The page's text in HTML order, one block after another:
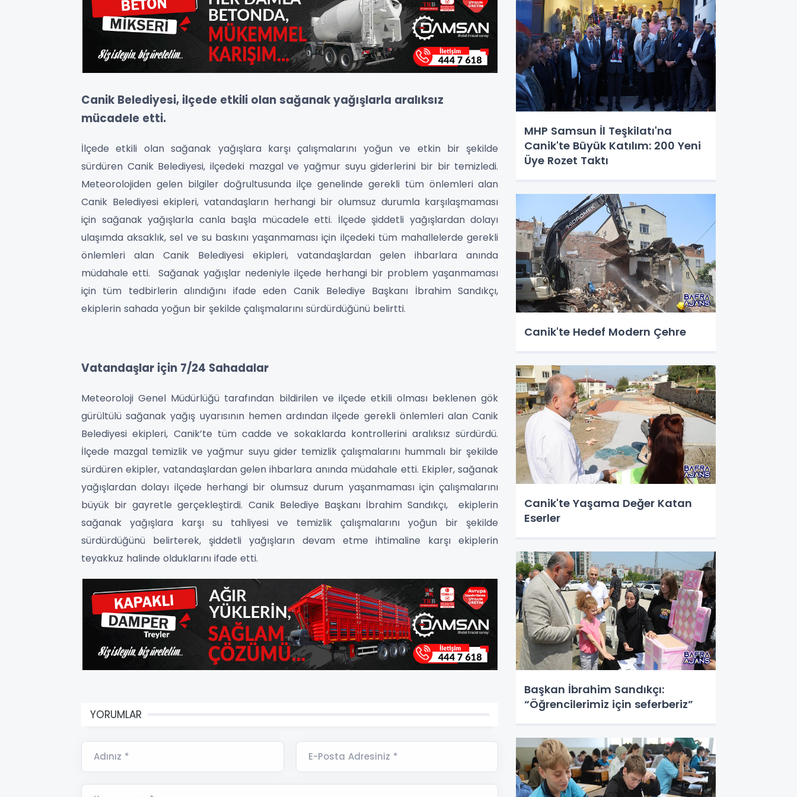
Canik Belediyesi, ilçede etkili olan sağanak yağışlarla aralıksız
mücadele etti.
İlçede etkili olan sağanak yağışlara karşı çalışmalarını yoğun ve etkin bir şekilde
sürdüren Canik Belediyesi, ilçedeki mazgal ve yağmur suyu giderlerini bir bir temizledi.
Meteorolojiden gelen bilgiler doğrultusunda ilçe genelinde gerekli tüm önlemleri alan
Canik Belediyesi ekipleri, vatandaşların herhangi bir olumsuz durumla karşılaşmaması
için sağanak yağışlarla canla başla mücadele etti. İlçede şiddetli yağışlardan dolayı
ulaşımda aksaklık, sel ve su baskını yaşanmaması için ilçedeki tüm mahallelerde gerekli
önlemleri alan Canik Belediyesi ekipleri, vatandaşlardan gelen ihbarlara anında
müdahale etti. Sağanak yağışlar nedeniyle ilçede herhangi bir problem yaşanmaması
için tüm tedbirlerin alındığını ifade eden Canik Belediye Başkanı İbrahim Sandıkçı,
ekiplerin sahada yoğun bir şekilde çalışmalarını sürdürdüğünü belirtti.
Vatandaşlar için 7/24 Sahadalar
Meteoroloji Genel Müdürlüğü tarafından bildirilen ve ilçede etkili olması beklenen gök
gürültülü sağanak yağış uyarısının hemen ardından ilçede gerekli önlemleri alan Canik
Belediyesi ekipleri, Canik’te tüm cadde ve sokaklarda kontrollerini aralıksız sürdürdü.
İlçede mazgal temizlik ve yağmur suyu gider temizlik çalışmalarını hummalı bir şekilde
sürdüren ekipler, vatandaşlardan gelen ihbarlara anında müdahale etti. Ekipler, sağanak
yağışlardan dolayı ilçede herhangi bir olumsuz durum yaşanmaması için çalışmalarını
büyük bir gayretle gerçekleştirdi. Canik Belediye Başkanı İbrahim Sandıkçı, ekiplerin
sağanak yağışlara karşı su tahliyesi ve temizlik çalışmalarını yoğun bir şekilde
sürdürdüğünü belirterek, şiddetli yağışların devam etme ihtimaline karşı ekiplerin
teyakkuz halinde olduklarını ifade etti.
YORUMLAR
Adınız * E-Posta Adresiniz *
MHP Samsun İl Teşkilatı'na
Canik'te Büyük Katılım: 200 Yeni
Üye Rozet Taktı
Canik'te Hedef Modern Çehre
Canik'te Yaşama Değer Katan
Eserler
Başkan İbrahim Sandıkçı:
“Öğrencilerimiz için seferberiz”